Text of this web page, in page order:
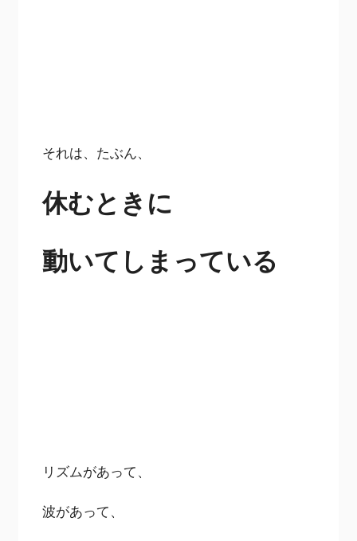
それは、たぶん、
休むときに
動いてしまっている
リズムがあって、
波があって、